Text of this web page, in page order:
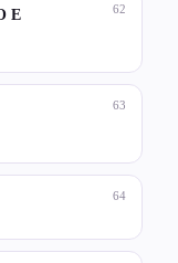
62
E
63
64